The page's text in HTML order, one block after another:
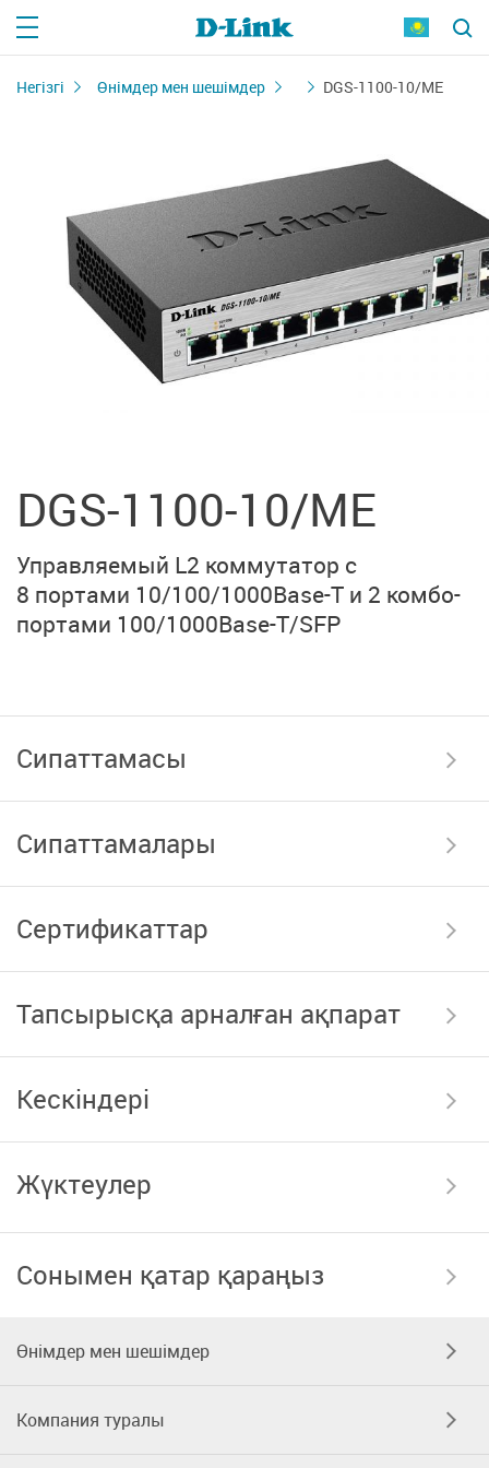
Негізгі Өнімдер мен шешімдер DGS-1100-10/ME
DGS-1100-10/ME
Управляемый L2 коммутатор с
8 портами 10/100/1000Base-T и 2 комбо-
портами 100/1000Base-T/SFP
Сипаттамасы
Сипаттамалары
Сертификаттар
Тапсырысқа арналған ақпарат
Кескіндері
Жүктеулер
Сонымен қатар қараңыз
Өнімдер мен шешімдер
Компания туралы